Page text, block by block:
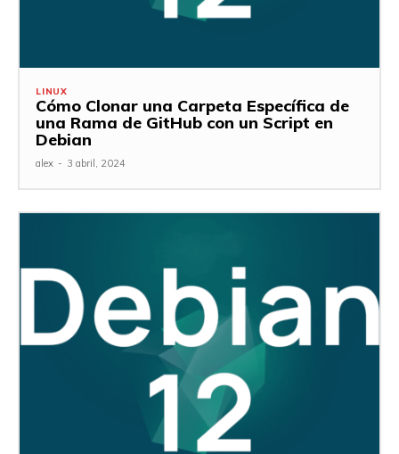
LINUX
Cómo Clonar una Carpeta Específica de
una Rama de GitHub con un Script en
Debian
alex - 3 abril, 2024